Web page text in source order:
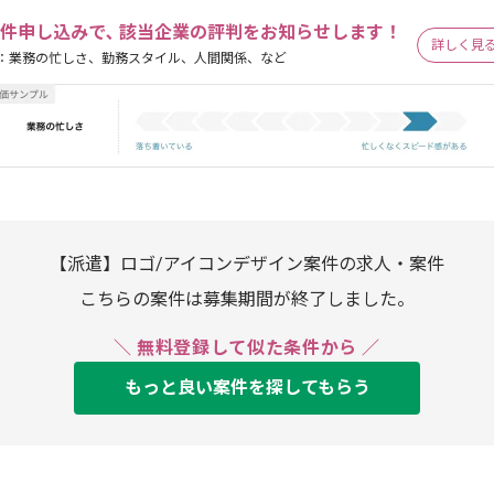
申し込みで､ 該当企業の評判をお知らせします！
業務の忙しさ、勤務スタイル、人間関係、など
詳しく見
【派遣】ロゴ/アイコンデザイン案件の求人・案件
こちらの案件は募集期間が終了しました。
＼ 無料登録して似た条件から ／
もっと良い案件を探してもらう